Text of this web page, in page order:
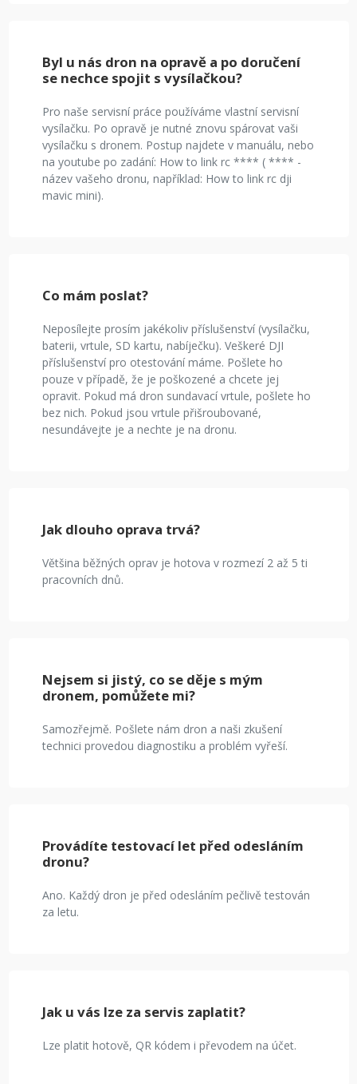
Byl u nás dron na opravě a po doručení
se nechce spojit s vysílačkou?
Pro naše servisní práce používáme vlastní servisní
vysílačku. Po opravě je nutné znovu spárovat vaši
vysílačku s dronem. Postup najdete v manuálu, nebo
na youtube po zadání: How to link rc **** ( **** -
název vašeho dronu, například: How to link rc dji
mavic mini).
Co mám poslat?
Neposílejte prosím jakékoliv příslušenství (vysílačku,
baterii, vrtule, SD kartu, nabíječku). Veškeré DJI
příslušenství pro otestování máme. Pošlete ho
pouze v případě, že je poškozené a chcete jej
opravit. Pokud má dron sundavací vrtule, pošlete ho
bez nich. Pokud jsou vrtule přišroubované,
nesundávejte je a nechte je na dronu.
Jak dlouho oprava trvá?
Většina běžných oprav je hotova v rozmezí 2 až 5 ti
pracovních dnů.
Nejsem si jistý, co se děje s mým
dronem, pomůžete mi?
Samozřejmě. Pošlete nám dron a naši zkušení
technici provedou diagnostiku a problém vyřeší.
Provádíte testovací let před odesláním
dronu?
Ano. Každý dron je před odesláním pečlivě testován
za letu.
Jak u vás lze za servis zaplatit?
Lze platit hotově, QR kódem i převodem na účet.